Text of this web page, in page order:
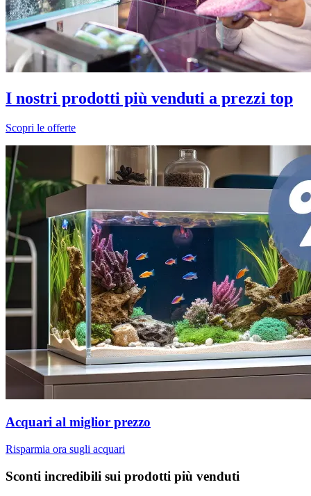
I nostri prodotti più venduti a prezzi top
Scopri le offerte
Acquari al miglior prezzo
Risparmia ora sugli acquari
Sconti incredibili sui prodotti più venduti